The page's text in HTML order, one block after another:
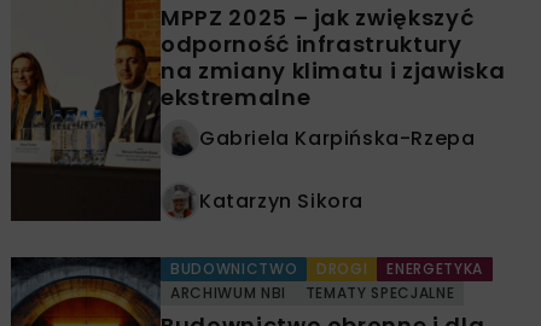
MPPZ 2025 – jak zwiększyć
odporność infrastruktury
na zmiany klimatu i zjawiska
ekstremalne
Gabriela Karpińska-Rzepa
Katarzyn Sikora
BUDOWNICTWO DROGI
ENERGETYKA
ARCHIWUM NBI
TEMATY SPECJALNE